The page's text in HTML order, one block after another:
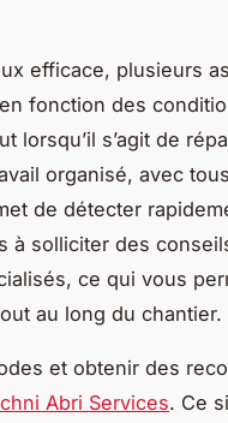
efficace, plusieurs
fonction des
lorsqu’il s’agit de
organisé, avec
de détecter
à solliciter des
ce qui vous
au long du chantier.
et obtenir des
Abri Services. Ce